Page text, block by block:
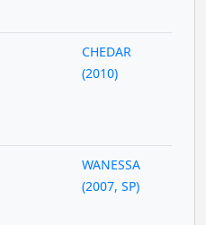
CHEDAR
(2010)
WANESSA
(2007, SP)